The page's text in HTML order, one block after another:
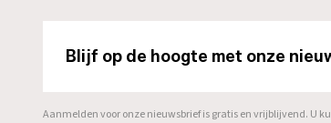
Blijf op de hoogte met onze
Aanmelden voor onze nieuwsbrief is gratis en vrijblijvend. U